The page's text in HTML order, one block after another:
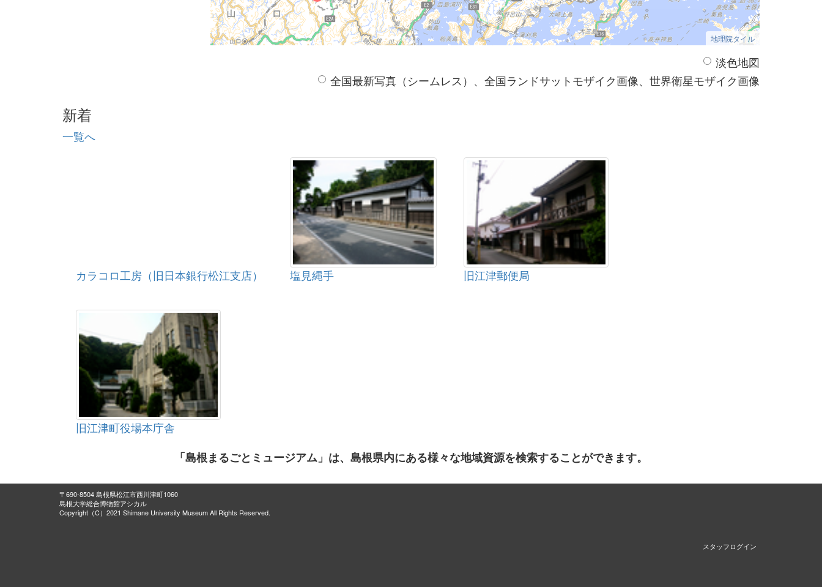
地理院タイル
淡色地図
全国最新写真（シームレス）、全国ランドサットモザイク画像、世界衛星モザイク画像
新着
一覧へ
カラコロ工房（旧日本銀行松江支店） 塩見縄手 旧江津郵便局
旧江津町役場本庁舎
「島根まるごとミュージアム」は、島根県内にある様々な地域資源を検索することができます。
〒690-8504 島根県松江市西川津町1060
島根大学総合博物館アシカル
Copyright（C）2021 Shimane University Museum All Rights Reserved.
スタッフログイン